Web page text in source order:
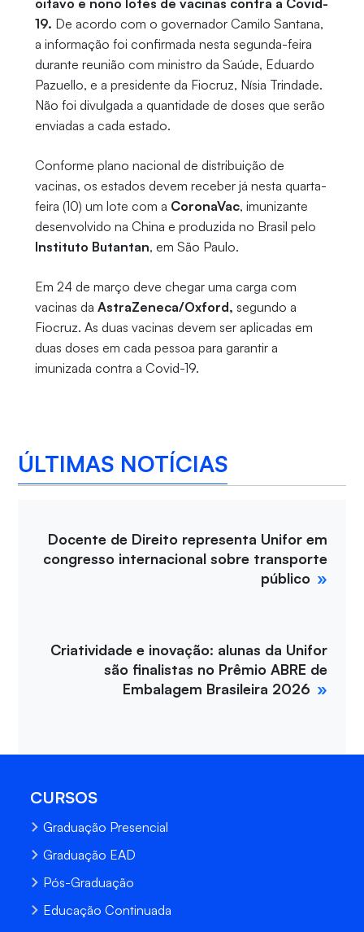
oitavo e nono lotes de vacinas contra a Covid-
19. De acordo com o governador Camilo Santana,
a informação foi confirmada nesta segunda-feira
durante reunião com ministro da Saúde, Eduardo
Pazuello, e a presidente da Fiocruz, Nísia Trindade.
Não foi divulgada a quantidade de doses que serão
enviadas a cada estado.
Conforme plano nacional de distribuição de
vacinas, os estados devem receber já nesta quarta-
feira (10) um lote com a CoronaVac, imunizante
desenvolvido na China e produzida no Brasil pelo
Instituto Butantan, em São Paulo.
Em 24 de março deve chegar uma carga com
vacinas da AstraZeneca/Oxford, segundo a
Fiocruz. As duas vacinas devem ser aplicadas em
duas doses em cada pessoa para garantir a
imunizada contra a Covid-19.
ÚLTIMAS NOTÍCIAS
Docente de Direito representa Unifor em
congresso internacional sobre transporte
público
Criatividade e inovação: alunas da Unifor
são finalistas no Prêmio ABRE de
Embalagem Brasileira 2026
CURSOS
Graduação Presencial
Graduação EAD
Pós-Graduação
Educação Continuada